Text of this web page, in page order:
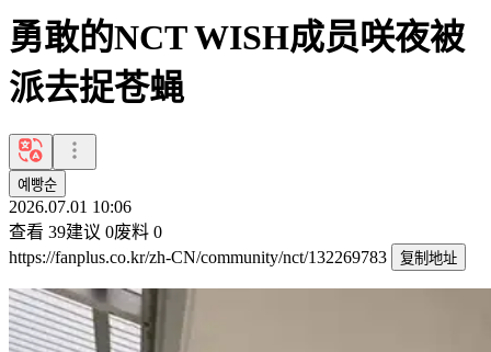
勇敢的NCT WISH成员咲夜被
派去捉苍蝇
예빵순
2026.07.01 10:06
查看 39建议 0废料 0
https://fanplus.co.kr/zh-CN/community/nct/132269783
复制地址